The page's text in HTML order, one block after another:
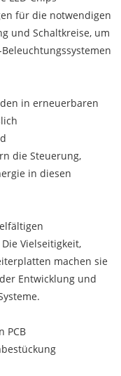
für die notwendigen
und Schaltkreise, um
in erneuerbaren
die Steuerung,
in diesen
Vielseitigkeit,
machen sie
Entwicklung und
PCB